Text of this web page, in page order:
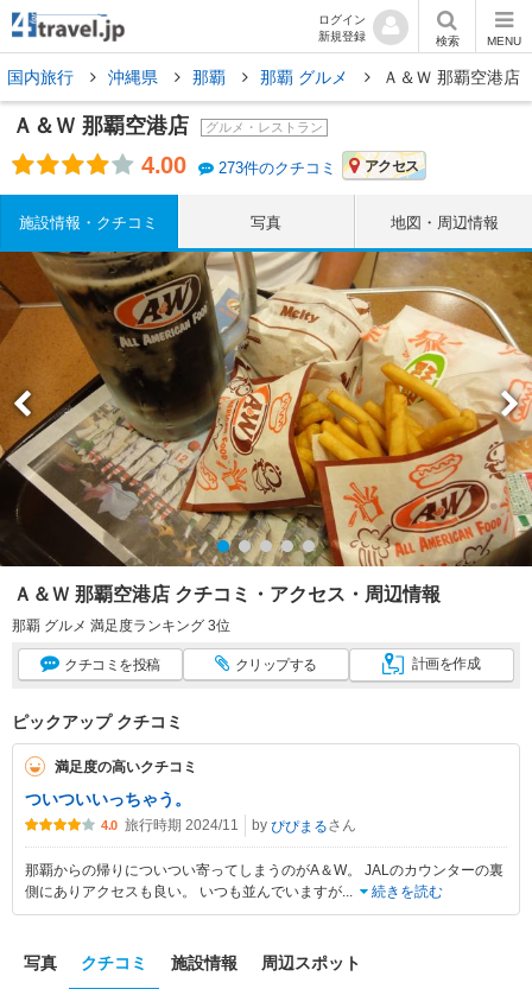
ログイン
新規登録
検索 MENU
国内旅行 沖縄県 那覇 那覇 グルメ Ａ＆Ｗ 那覇空港店
Ａ＆Ｗ 那覇空港店 グルメ・レストラン
4.00 273件のクチコミ アクセス
施設情報・クチコミ 写真 地図・周辺情報
Ａ＆Ｗ 那覇空港店 クチコミ・アクセス・周辺情報
那覇 グルメ 満足度ランキング 3位
クチコミ を投稿 クリップする 計画を作成
ピックアップ クチコミ
満足度の高いクチコミ
ついついいっちゃう。
4.0 旅行時期 2024/11 by ぴぴまるさん
那覇からの帰りについつい寄ってしまうのがA＆W。 JALのカウンターの裏
側にありアクセスも良い。 いつも並んでいますが... 続きを読む
写真 クチコミ 施設情報 周辺スポット